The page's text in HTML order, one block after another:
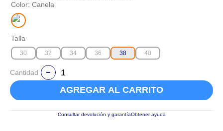
Color: Canela
Talla
30 32 34 36 38 40
Cantidad
AGREGAR AL CARRITO
Consultar devolución y garantíaObtener ayuda